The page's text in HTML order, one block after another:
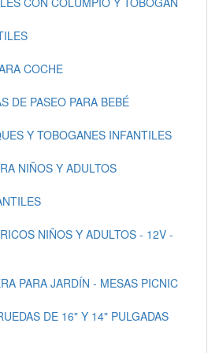
COCHE
DE PASEO PARA BEBÉ
Y TOBOGANES INFANTILES
NIÑOS Y ADULTOS
NIÑOS Y ADULTOS - 12V -
PARA JARDÍN - MESAS PICNIC
DE 16" Y 14" PULGADAS